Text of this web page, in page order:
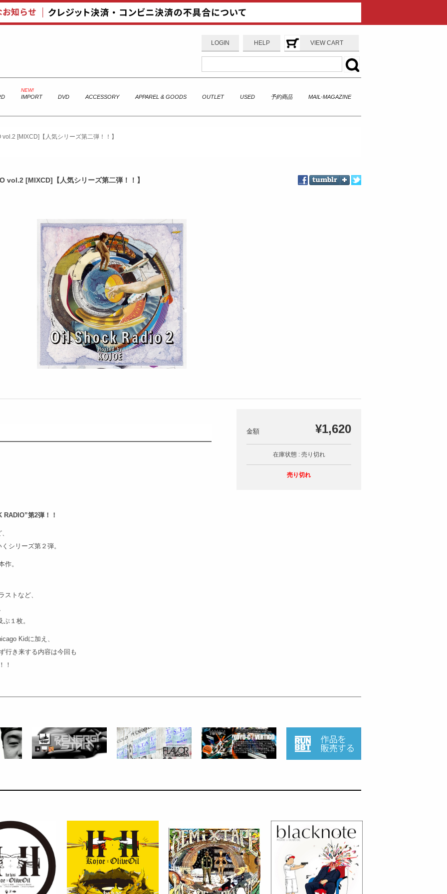
LOGIN HELP VIEW CART
IMPORT DVD ACCESSORY APPAREL & GOODS OUTLET USED 予約商品 MAIL-MAGAZINE
[MIXCD]【人気シリーズ第二弾！！】
vol.2 [MIXCD]【人気シリーズ第二弾！！】
¥1,620
在庫状態 : 売り切れ
売り切れ
第2弾！！
シリーズ第２弾。
作。
ストなど、
１枚。
Kidに加え、
行き来する内容は今回も
！